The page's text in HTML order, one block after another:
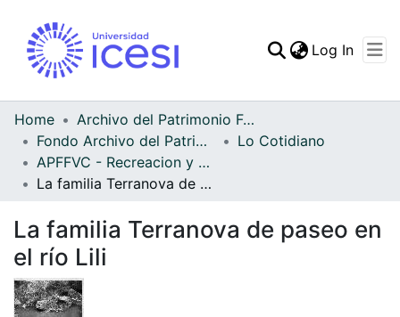
Statistics
Log In
Home
Archivo del Patrimonio Fotográfico y Fílmico del Valle del Cauca
Fondo Archivo del Patrimonio Fotográfico y Fílmico del Valle del Cauca
Lo Cotidiano
APFFVC - Recreacion y Paseo - Patrimonial
La familia Terranova de paseo en el río Lili
La familia Terranova de paseo en
el río Lili